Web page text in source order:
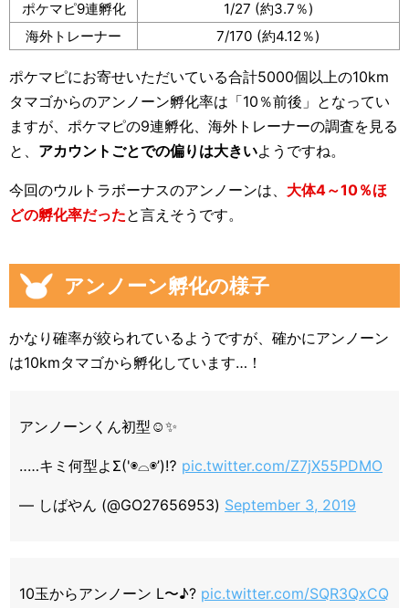
ポケマピ9連孵化
1/27 (約3.7％)
海外トレーナー
7/170 (約4.12％)
ポケマピにお寄せいただいている合計5000個以上の10km
タマゴからのアンノーン孵化率は「10％前後」となってい
ますが、ポケマピの9連孵化、海外トレーナーの調査を見る
と、 アカウントごとでの偏りは大きいようですね。
今回のウルトラボーナスのアンノーンは、 大体4～10％ほ
どの孵化率だったと言えそうです。
アンノーン孵化の様子
かなり確率が絞られているようですが、確かにアンノーン
は10kmタマゴから孵化しています…！
アンノーンくん初型☺️✨
‥…キミ何型よΣ('◉⌓◉’)⁉️ pic.twitter.com/Z7jX55PDMO
— しばやん (@GO27656953) September 3, 2019
10玉からアンノーン L〜♪? pic.twitter.com/SQR3QxCQ